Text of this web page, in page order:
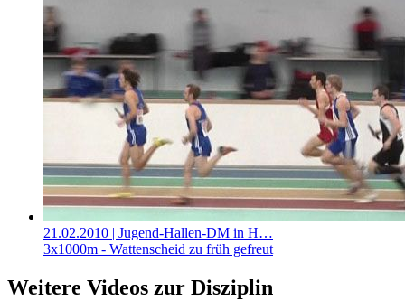
21.02.2010 | Jugend-Hallen-DM in H…
3x1000m - Wattenscheid zu früh gefreut
Weitere Videos zur Disziplin